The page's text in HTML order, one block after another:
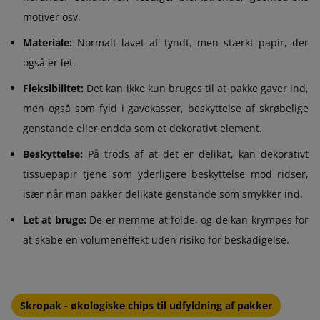
motiver osv.
Materiale: Normalt lavet af tyndt, men stærkt papir, der
også er let.
Fleksibilitet: Det kan ikke kun bruges til at pakke gaver ind,
men også som fyld i gavekasser, beskyttelse af skrøbelige
genstande eller endda som et dekorativt element.
Beskyttelse: På trods af at det er delikat, kan dekorativt
tissuepapir tjene som yderligere beskyttelse mod ridser,
især når man pakker delikate genstande som smykker ind.
Let at bruge: De er nemme at folde, og de kan krympes for
at skabe en volumeneffekt uden risiko for beskadigelse.
Skropak - økologiske chips til udfyldning af pakker